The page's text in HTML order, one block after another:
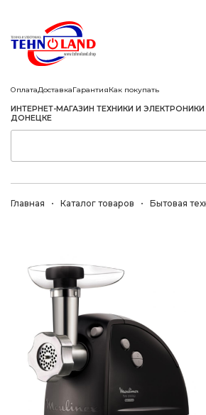
ОплатаДоставкаГарантияКак покупать
ИНТЕРНЕТ-МАГАЗИН ТЕХНИКИ И ЭЛЕКТРОНИКИ
ДОНЕЦКЕ
Главная Каталог товаров Бытовая